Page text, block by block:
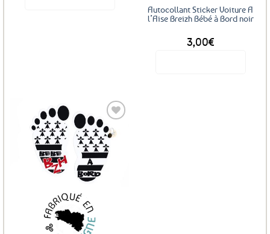
Autocollant Sticker Voiture A
l’Aise Breizh Bébé à Bord noir
3,00€
Ajouter
aux
favoris